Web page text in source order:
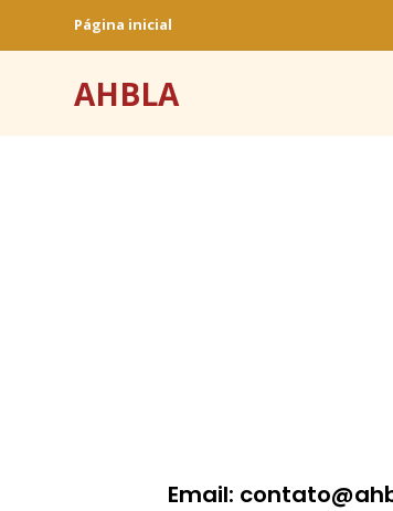
Página inicial
AHBLA
Email: